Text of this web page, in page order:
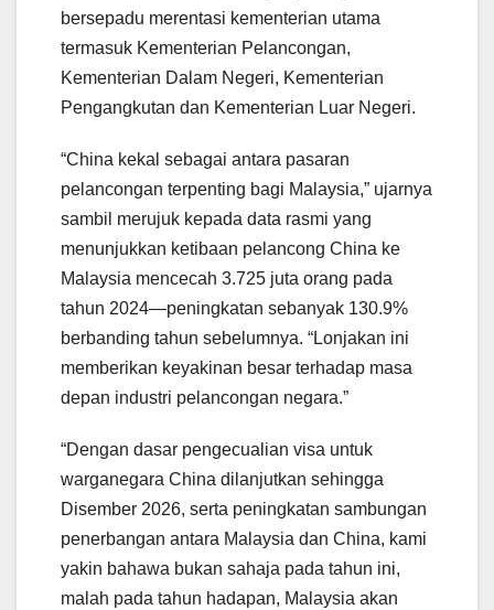
bersepadu merentasi kementerian utama
termasuk Kementerian Pelancongan,
Kementerian Dalam Negeri, Kementerian
Pengangkutan dan Kementerian Luar Negeri.
“China kekal sebagai antara pasaran
pelancongan terpenting bagi Malaysia,” ujarnya
sambil merujuk kepada data rasmi yang
menunjukkan ketibaan pelancong China ke
Malaysia mencecah 3.725 juta orang pada
tahun 2024—peningkatan sebanyak 130.9%
berbanding tahun sebelumnya. “Lonjakan ini
memberikan keyakinan besar terhadap masa
depan industri pelancongan negara.”
“Dengan dasar pengecualian visa untuk
warganegara China dilanjutkan sehingga
Disember 2026, serta peningkatan sambungan
penerbangan antara Malaysia dan China, kami
yakin bahawa bukan sahaja pada tahun ini,
malah pada tahun hadapan, Malaysia akan